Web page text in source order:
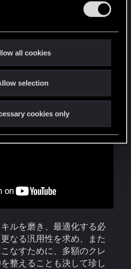
all cookies
selection
cookies only
ラントの街といっても過
、街に乱立するパーソナ
の数から察するに、最近は
らい、メンタル面が重要
しれません。
ルを磨き、最適化する必
なる汎用性を求め、また
なすために、多額のクレ
整えることも決して珍し